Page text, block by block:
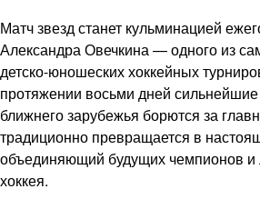
Матч звезд станет кульминацией
Александра Овечкина — одного из
детско-юношеских хоккейных
протяжении восьми дней
ближнего зарубежья борются за
традиционно превращается в
объединяющий будущих чемпионов и
хоккея.